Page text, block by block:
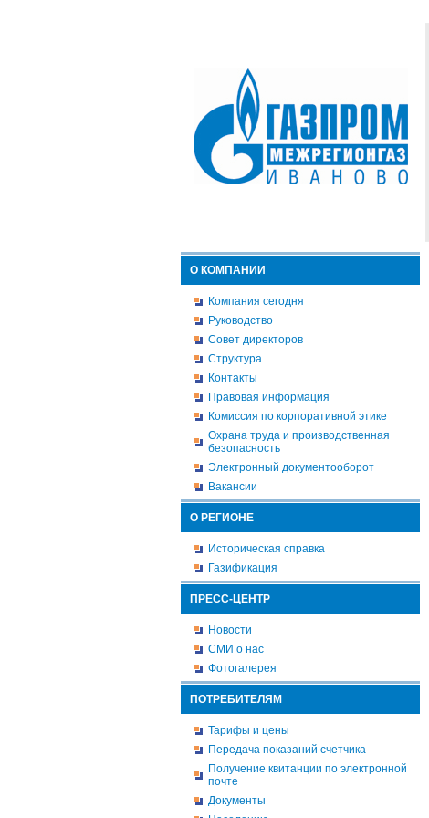
О КОМПАНИИ
Компания сегодня
Руководство
Совет директоров
Структура
Контакты
Правовая информация
Комиссия по корпоративной этике
Охрана труда и производственная
безопасность
Электронный документооборот
Вакансии
О РЕГИОНЕ
Историческая справка
Газификация
ПРЕСС-ЦЕНТР
Новости
СМИ о нас
Фотогалерея
ПОТРЕБИТЕЛЯМ
Тарифы и цены
Передача показаний счетчика
Получение квитанции по электронной
почте
Документы